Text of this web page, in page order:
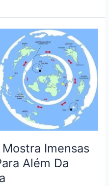
Imensas
Além Da